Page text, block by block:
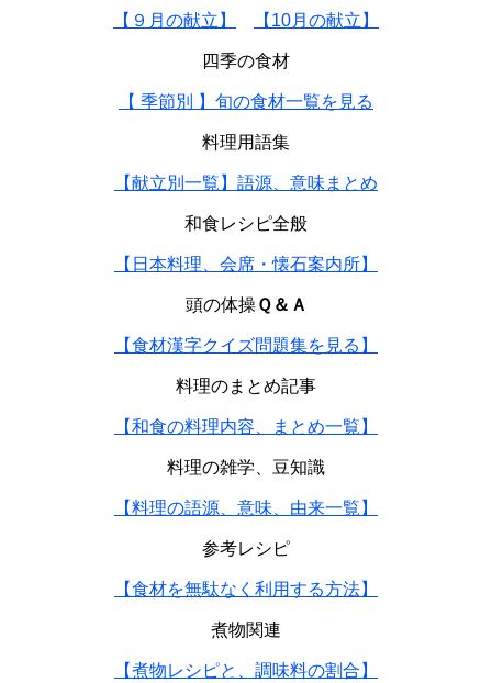
【９月の献立】 【10月の献立】
四季の食材
【 季節別 】旬の食材一覧を見る
料理用語集
【献立別一覧】語源、意味まとめ
和食レシピ全般
【日本料理、会席・懐石案内所】
頭の体操Ｑ＆Ａ
【食材漢字クイズ問題集を見る】
料理のまとめ記事
【和食の料理内容、まとめ一覧】
料理の雑学、豆知識
【料理の語源、意味、由来一覧】
参考レシピ
【食材を無駄なく利用する方法】
煮物関連
【煮物レシピと、調味料の割合】